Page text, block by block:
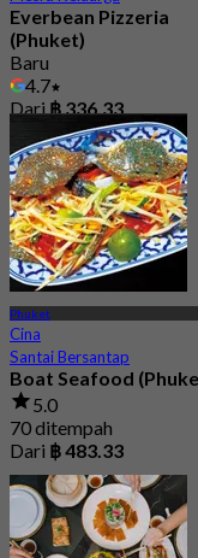
Everbean Pizzeria
(Phuket)
Baru
4.7
Dari ฿ 336.33
Phuket
Cina
Santai Bersantap
Boat Seafood
5.0
70 ditempah
Dari ฿ 483.33